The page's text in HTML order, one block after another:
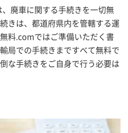
廃車に関する手続きを一切無
きは、都道府県内を管轄する運
料.comではご準備いただく書
局での手続きまですべて無料で
な手続きをご自身で行う必要は